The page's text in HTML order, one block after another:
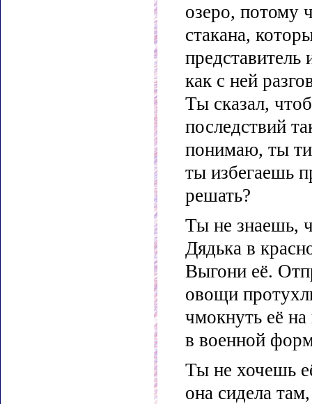
озеро, потому
стакана,
как с ней
Ты сказал,
последствий
понимаю, ты
ты избегаешь
решать?
Ты не знаешь,
Дядька в
Выгони её.
овощи
чмокнуть её
в военной
Ты не хочешь
она сидела